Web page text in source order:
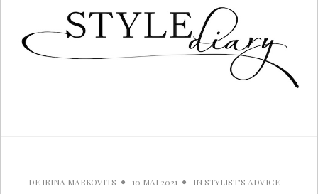
DE IRINA MARKOVITS 10 MAI 2021 IN STYLIST'S ADVICE